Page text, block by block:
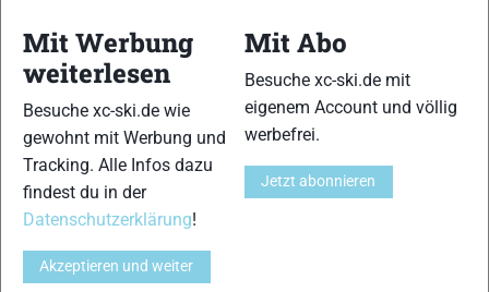
xc-ski.de ist DAS deutschsprachige Portal mit aktuellen
News aus dem Skilanglauf, Biathlon und der Nordischen
Kombination, einer Loipendatenbank,
-Community
und allem was du sonst noch über deine Lieblingssportarten
wissen solltest.
ObSkilanglauf-Anfänger oder Profi-Sportler, wir haben
immer ein offenes Ohr für dich! Du kannst uns jederzeit über
dasKontaktformularerreichen.
Mit Werbung
weiterlesen
Besuche xc-ski.de wie
gewohnt mit Werbung und
Tracking. Alle Infos dazu
findest du in der
Datenschutzerklärung!
Akzeptieren und weiter
Mit Abo
Besuche xc-ski.de mit
eigenem Account und völlig
werbefrei.
Jetzt abonnieren